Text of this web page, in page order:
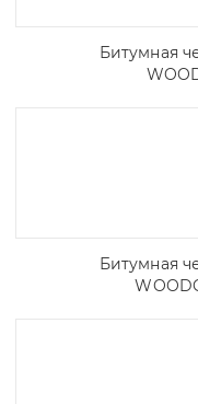
Битумная
Битумная